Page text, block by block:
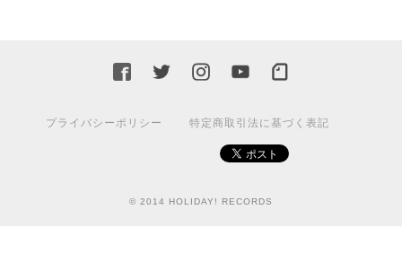
プライバシーポリシー 特定商取引法に基づく表記
© 2014 HOLIDAY! RECORDS